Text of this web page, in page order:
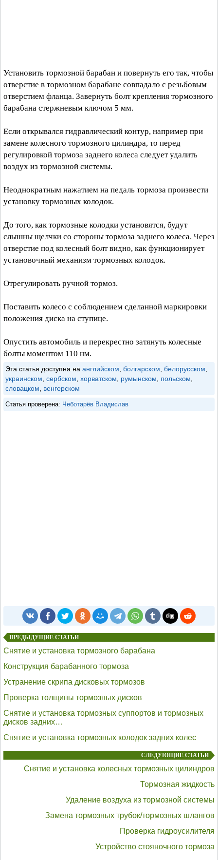
Установить тормозной барабан и повернуть его так, чтобы
отверстие в тормозном барабане совпадало с резьбовым
отверстием фланца. Завернуть болт крепления тормозного
барабана стержневым ключом 5 мм.
Если открывался гидравлический контур, например при
замене колесного тормозного цилиндра, то перед
регулировкой тормоза заднего колеса следует удалить
воздух из тормозной системы.
Неоднократным нажатием на педаль тормоза произвести
установку тормозных колодок.
До того, как тормозные колодки установятся, будут
слышны щелчки со стороны тормоза заднего колеса. Через
отверстие под колесный болт видно, как функционирует
установочный механизм тормозных колодок.
Отрегулировать ручной тормоз.
Поставить колесо с соблюдением сделанной маркировки
положения диска на ступице.
Опустить автомобиль и перекрестно затянуть колесные
болты моментом 110 нм.
Эта статья доступна на английском болгарском белорусском
украинском сербском хорватском румынском польском
словацком
венгерском
Статья проверена: Чеботарёв Владислав
ПРЕДЫДУЩИЕ СТАТЬИ
Снятие и установка тормозного барабана
Конструкция барабанного тормоза
Устранение скрипа дисковых тормозов
Проверка толщины тормозных дисков
Снятие и установка тормозных суппортов и тормозных
дисков задних…
Снятие и установка тормозных колодок задних колес
СЛЕДУЮЩИЕ СТАТЬИ
Снятие и установка колесных тормозных цилиндров
Тормозная жидкость
Удаление воздуха из тормозной системы
Замена тормозных трубок/тормозных шлангов
Проверка гидроусилителя
Устройство стояночного тормоза